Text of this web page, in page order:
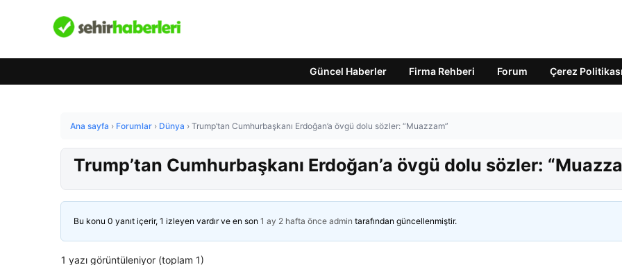
Güncel Haberler Firma Rehberi Forum Çerez Politikası
Ana sayfa › Forumlar › Dünya › Trump’tan Cumhurbaşkanı Erdoğan’a övgü dolu sözler: “Muazzam”
Trump’tan Cumhurbaşkanı Erdoğan’a övgü dolu sözler:
Bu konu 0 yanıt içerir, 1 izleyen vardır ve en son 1 ay 2 hafta önce admin tarafından güncellenmiştir.
1 yazı görüntüleniyor (toplam 1)